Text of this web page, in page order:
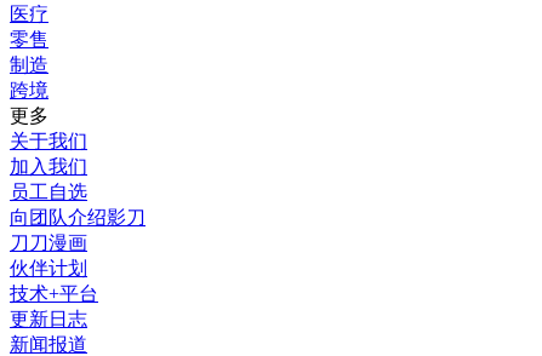
医疗
零售
制造
跨境
更多
关于我们
加入我们
员工自选
向团队介绍影刀
刀刀漫画
伙伴计划
技术+平台
更新日志
新闻报道